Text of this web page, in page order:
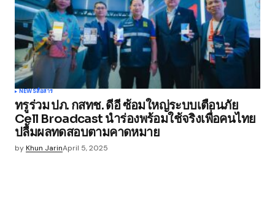
NEWSสื่อสาร
ทรูร่วม ปภ. กสทช. ดีอี ซ้อมใหญ่ระบบเตือนภัย
Cell Broadcast นำร่องพร้อมใช้จริงเพื่อคนไทย
ปลื้มผลทดสอบตามคาดหมาย
byKhun JarinApril 5, 2025